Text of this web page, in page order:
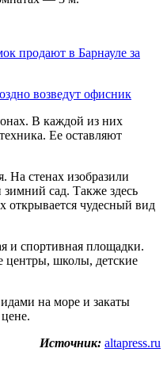
продают в Барнауле за
возведут офисник
В каждой из них
Ее оставляют
На стенах изобразили
сад. Также здесь
открывается чудесный вид
и спортивная площадки.
центры, школы, детские
на море и закаты
Источник: altapress.ru